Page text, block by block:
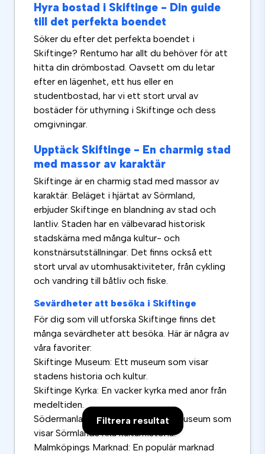
Filtrera resultat
Hyra bostad i Skiftinge - Din guide
till det perfekta boendet
Söker du efter det perfekta boendet i
Skiftinge? Rentumo har allt du behöver för att
hitta din drömbostad. Oavsett om du letar
efter en lägenhet, ett hus eller en
studentbostad, har vi ett stort urval av
bostäder för uthyrning i Skiftinge och dess
omgivningar.
Upptäck Skiftinge - En charmig stad
med massor av karaktär
Skiftinge är en charmig stad med massor av
karaktär. Beläget i hjärtat av Sörmland,
erbjuder Skiftinge en blandning av stad och
lantliv. Staden har en välbevarad historisk
stadskärna med många kultur- och
konstnärsutställningar. Det finns också ett
stort urval av utomhusaktiviteter, från cykling
och vandring till båtliv och fiske.
Sevärdheter att besöka i Skiftinge
För dig som vill utforska Skiftinge finns det
många sevärdheter att besöka. Här är några av
våra favoriter:
Skiftinge Museum: Ett museum som visar
stadens historia och kultur.
Skiftinge Kyrka: En vacker kyrka med anor från
medeltiden.
Södermanlands Länsmuseum: Ett museum som
visar Sörmlands rika kulturhistoria.
Malmköpings Marknad: En populär marknad